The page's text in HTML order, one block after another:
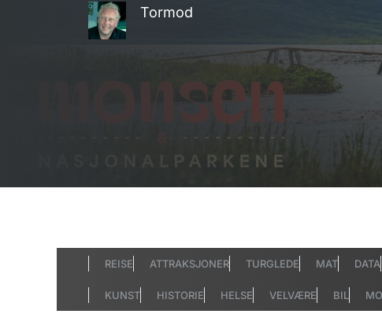
Tormod
REISE ATTRAKSJONER TURGLEDE MAT DATA
KUNST HISTORIE HELSE VELVÆRE BIL